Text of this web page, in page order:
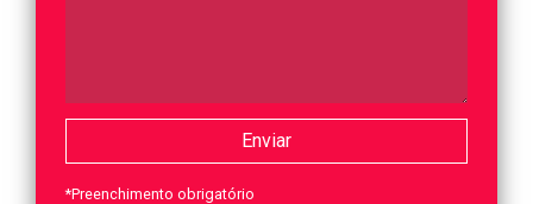
*Preenchimento obrigatório